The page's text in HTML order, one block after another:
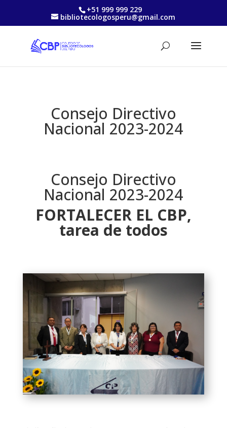
+51 999 999 229
bibliotecologosperu@gmail.com
Consejo Directivo
Nacional 2023-2024
Consejo Directivo
Nacional 2023-2024
FORTALECER EL CBP,
tarea de todos